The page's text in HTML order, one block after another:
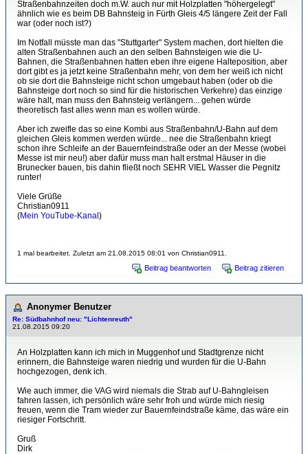
Straßenbahnzeiten doch m.W. auch nur mit Holzplatten "höhergelegt"
ähnlich wie es beim DB Bahnsteig in Fürth Gleis 4/5 längere Zeit der Fall
war (oder noch ist?)
Im Notfall müsste man das "Stuttgarter" System machen, dort hielten die
alten Straßenbahnen auch an den selben Bahnsteigen wie die U-
Bahnen, die Straßenbahnen hatten eben ihre eigene Halteposition, aber
dort gibt es ja jetzt keine Straßenbahn mehr, von dem her weiß ich nicht
ob sie dort die Bahnsteige nicht schon umgebaut haben (oder ob die
Bahnsteige dort noch so sind für die historischen Verkehre) das einzige
wäre halt, man muss den Bahnsteig verlängern... gehen würde
theoretisch fast alles wenn man es wollen würde.
Aber ich zweifle das so eine Kombi aus Straßenbahn/U-Bahn auf dem
gleichen Gleis kommen werden würde... nee die Straßenbahn kriegt
schon ihre Schleife an der Bauernfeindstraße oder an der Messe (wobei
Messe ist mir neu!) aber dafür muss man halt erstmal Häuser in die
Brunecker bauen, bis dahin fließt noch SEHR VIEL Wasser die Pegnitz
runter!
Viele Grüße
Christian0911
(Mein YouTube-Kanal )
1 mal bearbeitet. Zuletzt am 21.08.2015 08:01 von Christian0911.
Beitrag beantworten Beitrag zitieren
Anonymer Benutzer
Re: Südbahnhof neu: "Lichtenreuth"
21.08.2015 09:20
An Holzplatten kann ich mich in Muggenhof und Stadtgrenze nicht
erinnern, die Bahnsteige waren niedrig und wurden für die U-Bahn
hochgezogen, denk ich.
Wie auch immer, die VAG wird niemals die Strab auf U-Bahngleisen
fahren lassen, ich persönlich wäre sehr froh und würde mich riesig
freuen, wenn die Tram wieder zur Bauernfeindstraße käme, das wäre ein
riesiger Fortschritt.
Gruß
Dirk